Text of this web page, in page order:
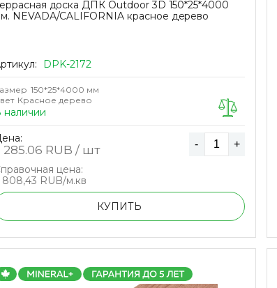
доска ДПК Outdoor 3D 150*25*4000
NEVADA/CALIFORNIA красное дерево
DPK-2172
150*25*4000 мм
Красное дерево
наличии
285.06 RUB / шт - +
цена:
808,43 RUB/м.кв
КУПИТЬ